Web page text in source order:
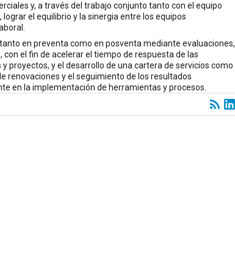
y, a través del trabajo conjunto tanto con el equipo
el equilibrio y la sinergia entre los equipos
en preventa como en posventa mediante evaluaciones,
el fin de acelerar el tiempo de respuesta de las
proyectos, y el desarrollo de una cartera de servicios como
renovaciones y el seguimiento de los resultados
en la implementación de herramientas y procesos.